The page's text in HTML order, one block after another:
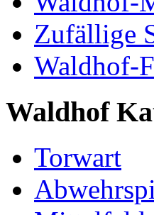
Zufällige
Waldhof-
Waldhof
Torwart